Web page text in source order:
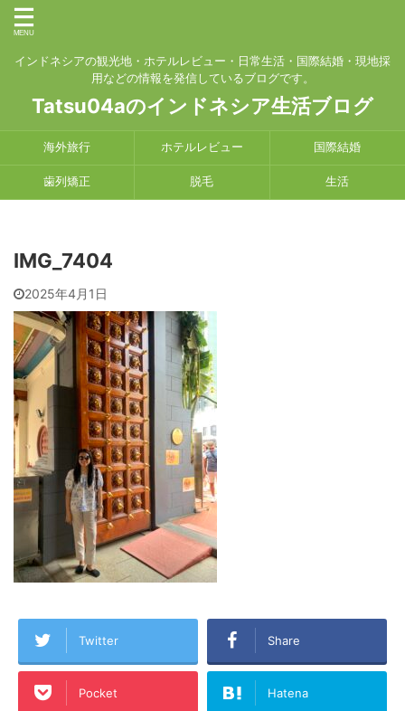
インドネシアの観光地・ホテルレビュー・日常生活・国際結婚・現地採
用などの情報を発信しているブログです。
Tatsu04aのインドネシア生活ブログ
海外旅行 ホテルレビュー 国際結婚
歯列矯正 脱毛 生活
IMG_7404
2025年4月1日
Twitter Share
Pocket Hatena